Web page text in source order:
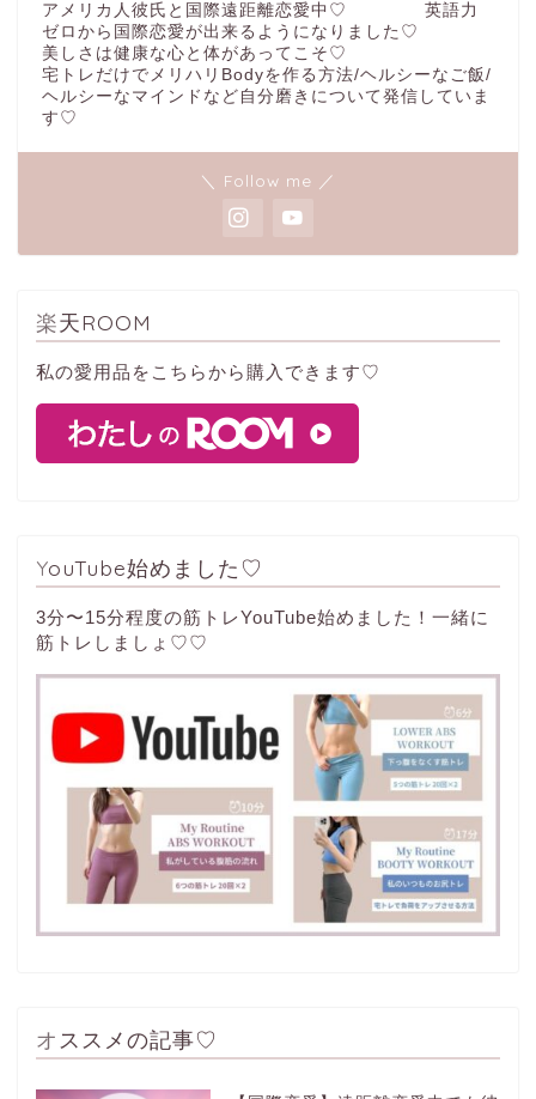
アメリカ人彼氏と国際遠距離恋愛中♡ 英語力
ゼロから国際恋愛が出来るようになりました♡
美しさは健康な心と体があってこそ♡
宅トレだけでメリハリBodyを作る方法/ヘルシーなご飯/
ヘルシーなマインドなど自分磨きについて発信していま
す♡
＼ Follow me ／
楽天ROOM
私の愛用品をこちらから購入できます♡
YouTube始めました♡
3分〜15分程度の筋トレYouTube始めました！一緒に
筋トレしましょ♡♡
オススメの記事♡